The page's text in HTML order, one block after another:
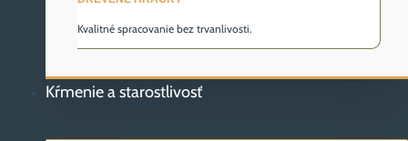
Kvalitné spracovanie bez trvanlivosti.
Kŕmenie a starostlivosť